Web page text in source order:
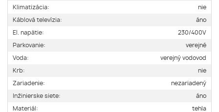
Klimatizácia: nie
Káblová televízia: áno
El. napätie: 230/400V
Parkovanie: verejné
Voda: verejný vodovod
Krb: nie
Zariadenie: nezariadený
Inžinierske siete: áno
Materiál: tehla